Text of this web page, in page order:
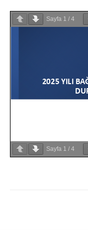
Sayfa 1 / 4
Sayfa 1 / 4